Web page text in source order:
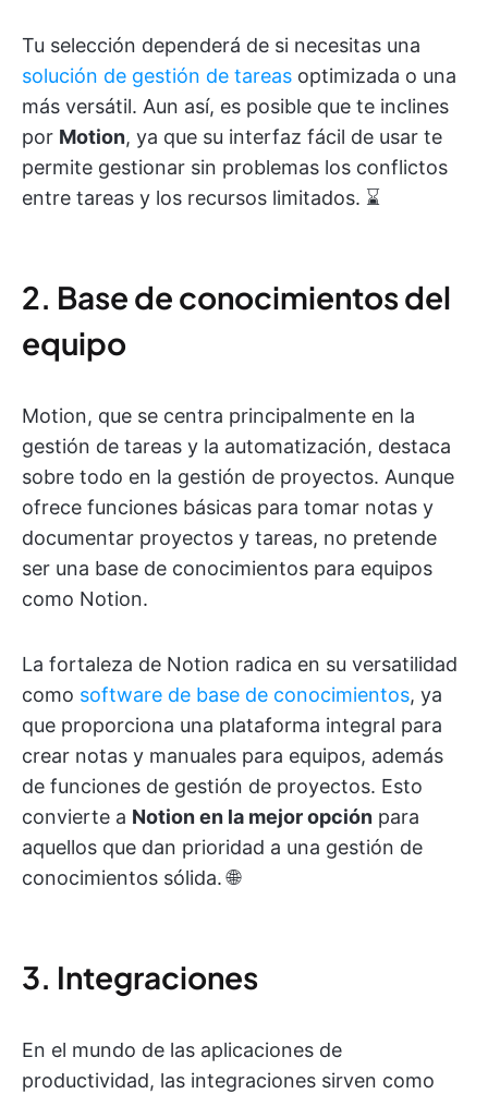
Tu selección dependerá de si necesitas una
solución de gestión de tareas optimizada o una
más versátil. Aun así, es posible que te inclines
por Motion, ya que su interfaz fácil de usar te
permite gestionar sin problemas los conflictos
entre tareas y los recursos limitados. ⌛
2. Base de conocimientos del
equipo
Motion, que se centra principalmente en la
gestión de tareas y la automatización, destaca
sobre todo en la gestión de proyectos. Aunque
ofrece funciones básicas para tomar notas y
documentar proyectos y tareas, no pretende
ser una base de conocimientos para equipos
como Notion.
La fortaleza de Notion radica en su versatilidad
como software de base de conocimientos, ya
que proporciona una plataforma integral para
crear notas y manuales para equipos, además
de funciones de gestión de proyectos. Esto
convierte a Notion en la mejor opción para
aquellos que dan prioridad a una gestión de
conocimientos sólida. 🌐
3. Integraciones
En el mundo de las aplicaciones de
productividad, las integraciones sirven como